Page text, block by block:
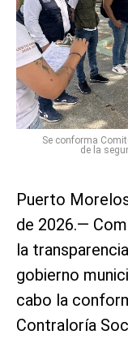
Se conforma
de la
Puerto
de 2026.—
la
gobierno
cabo la
Contraloría